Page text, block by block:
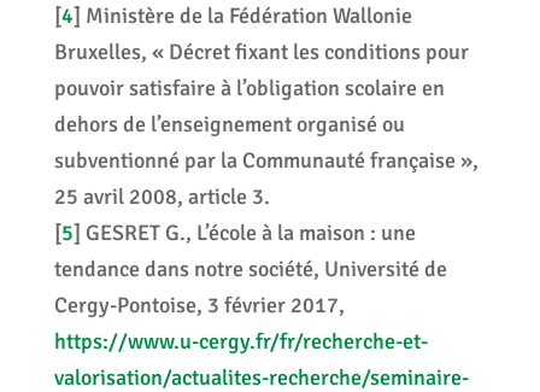
[4] Ministère de la Fédération Wallonie
Bruxelles, « Décret fixant les conditions pour
pouvoir satisfaire à l’obligation scolaire en
dehors de l’enseignement organisé ou
subventionné par la Communauté française »,
25 avril 2008, article 3.
[5] GESRET G., L’école à la maison : une
tendance dans notre société, Université de
Cergy-Pontoise, 3 février 2017,
https://www.u-cergy.fr/fr/recherche-et-
valorisation/actualites-recherche/seminaire-